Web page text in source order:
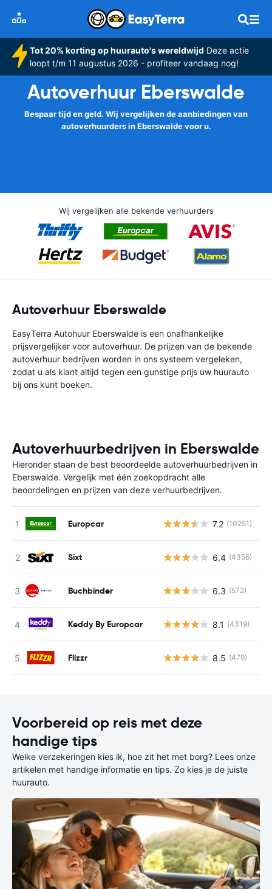
Tot 20% korting op huurauto's wereldwijd Deze actie
loopt t/m 11 augustus 2026 - profiteer vandaag nog!
Autoverhuur Eberswalde
Bespaar tijd en geld. Wij vergelijken de aanbiedingen van
autoverhuurders in Eberswalde voor u.
Wij vergelijken alle bekende verhuurders
Autoverhuur Eberswalde
EasyTerra Autohuur Eberswalde is een onafhankelijke
prijsvergelijker voor autoverhuur. De prijzen van de bekende
autoverhuur bedrijven worden in ons systeem vergeleken,
zodat u als klant altijd tegen een gunstige prijs uw huurauto
bij ons kunt boeken.
Autoverhuurbedrijven in Eberswalde
Hieronder staan de best beoordeelde autoverhuurbedrijven in
Eberswalde. Vergelijk met één zoekopdracht alle
beoordelingen en prijzen van deze verhuurbedrijven.
Europcar 7.2 (10251)
Sixt 6.4 (4356)
Buchbinder 6.3 (572)
Keddy By Europcar 8.1 (4319)
Flizzr 8.5 (479)
Voorbereid op reis met deze
handige tips
Welke verzekeringen kies ik, hoe zit het met borg? Lees onze
artikelen met handige informatie en tips. Zo kies je de juiste
huurauto.